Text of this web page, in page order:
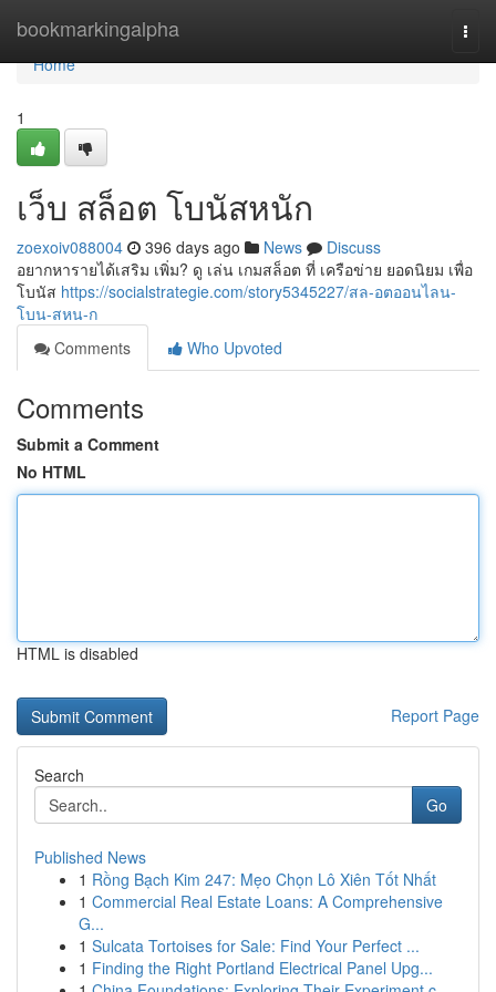
bookmarkingalpha
Home
Home
1
เว็บ สล็อต โบนัสหนัก
zoexoiv088004 396 days ago News
Discuss
อยากหารายได้เสริม เพิ่ม? ดู เล่น เกมสล็อต ที่ เครือข่าย ยอดนิยม เพื่อ
โบนัส https://socialstrategie.com/story5345227/สล-อตออนไลน-
โบน-สหน-ก
Comments
Who Upvoted
Comments
Submit a Comment
No HTML
HTML is disabled
Report Page
Search
Go
Published News
1 Rồng Bạch Kim 247: Mẹo Chọn Lô Xiên Tốt Nhất
1 Commercial Real Estate Loans: A Comprehensive
G...
1 Sulcata Tortoises for Sale: Find Your Perfect ...
1 Finding the Right Portland Electrical Panel Upg...